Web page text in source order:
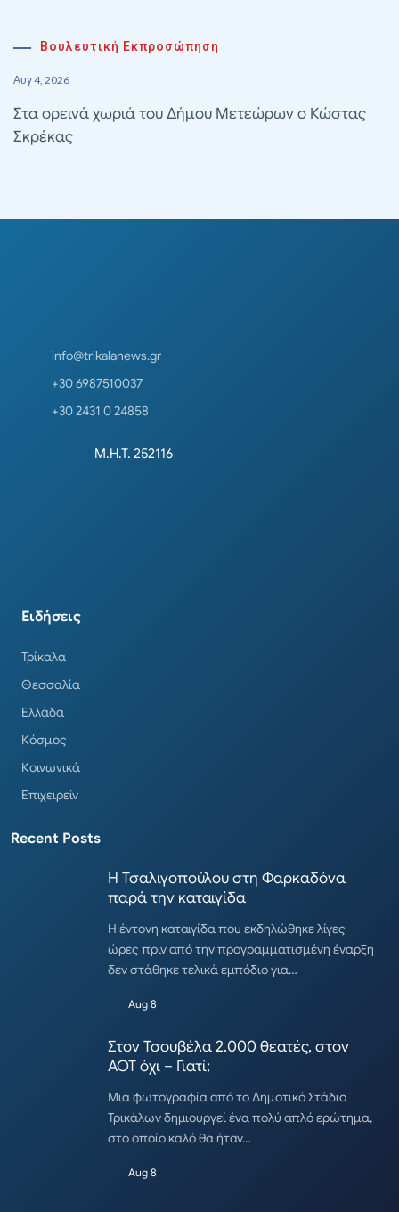
Βουλευτική Εκπροσώπηση
Αυγ 4, 2026
Στα ορεινά χωριά του Δήμου Μετεώρων ο Κώστας
Σκρέκας
info@trikalanews.gr
+30 6987510037
+30 2431 0 24858
Μ.Η.Τ. 252116
Ειδήσεις
Τρίκαλα
Θεσσαλία
Ελλάδα
Κόσμος
Κοινωνικά
Επιχειρείν
Recent Posts
Η Τσαλιγοπούλου στη Φαρκαδόνα
παρά την καταιγίδα
Η έντονη καταιγίδα που εκδηλώθηκε λίγες
ώρες πριν από την προγραμματισμένη έναρξη
δεν στάθηκε τελικά εμπόδιο για…
Aug 8
Στον Τσουβέλα 2.000 θεατές, στον
ΑΟΤ όχι – Γιατί;
Μια φωτογραφία από το Δημοτικό Στάδιο
Τρικάλων δημιουργεί ένα πολύ απλό ερώτημα,
στο οποίο καλό θα ήταν…
Aug 8